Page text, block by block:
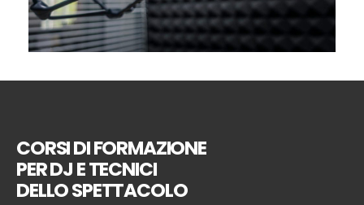
CORSI DI FORMAZIONE
PER DJ E TECNICI
DELLO SPETTACOLO